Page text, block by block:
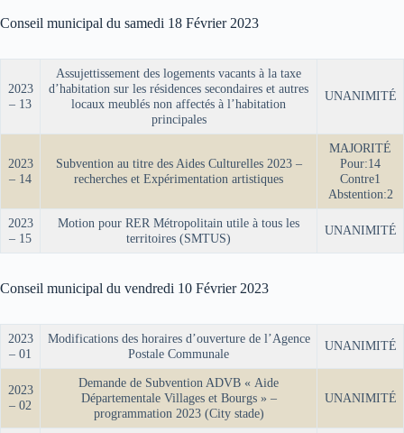
Conseil municipal du samedi 18 Février 2023
2023
– 13
Assujettissement des logements vacants à la taxe
d’habitation sur les résidences secondaires et autres
locaux meublés non affectés à l’habitation
principales
UNANIMITÉ
2023
– 14
Subvention au titre des Aides Culturelles 2023 –
recherches et Expérimentation artistiques
MAJORITÉ
Pour:14
Contre1
Abstention:2
2023
– 15
Motion pour RER Métropolitain utile à tous les
territoires (SMTUS)
UNANIMITÉ
Conseil municipal du vendredi 10 Février 2023
2023
– 01
Modifications des horaires d’ouverture de l’Agence
Postale Communale
UNANIMITÉ
2023
– 02
Demande de Subvention ADVB « Aide
Départementale Villages et Bourgs » –
programmation 2023 (City stade)
UNANIMITÉ